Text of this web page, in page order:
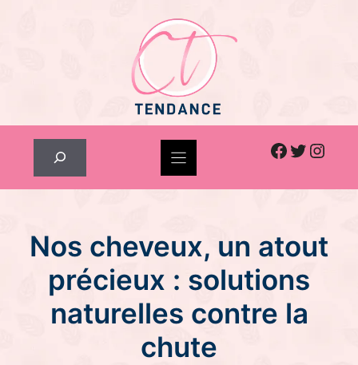
Facebook
Twitter
Nos cheveux, un atout
précieux : solutions
naturelles contre la
chute